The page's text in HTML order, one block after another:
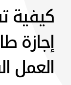
إجازة
العمل